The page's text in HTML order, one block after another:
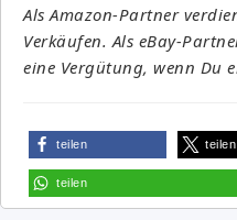
Als Amazon-Partner
Verkäufen. Als eBay-
eine Vergütung, wenn Du
teilen teilen
teilen